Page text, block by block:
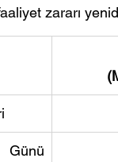
zararı